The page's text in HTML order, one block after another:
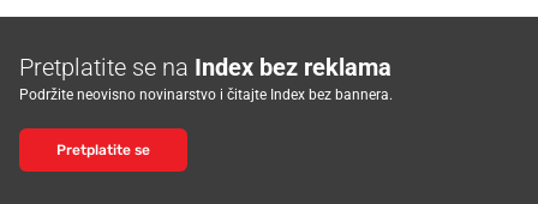
Pretplatite se na Index bez reklama
Podržite neovisno novinarstvo i čitajte Index bez bannera.
Pretplatite se